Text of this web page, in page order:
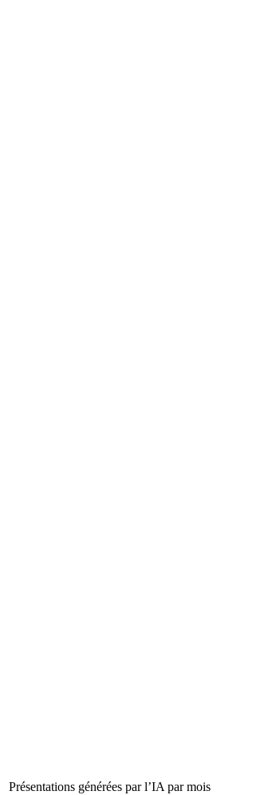
Présentations générées par l’IA par mois